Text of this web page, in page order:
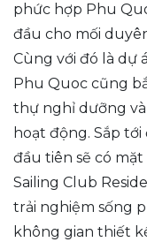
phức hợp Phu
đầu cho mối
Cùng với đó là dự
Phu Quoc cũng
thự nghỉ dưỡng và
hoạt động. Sắp
đầu tiên sẽ có
Sailing Club
trải nghiệm sống
không gian thiết